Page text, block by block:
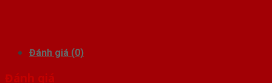
Đánh giá (0)
Đánh giá